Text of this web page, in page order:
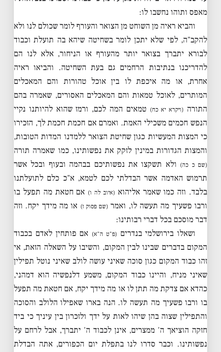
מאפס ותוהו נחשבו לו:
והביא ראיה מן השוחט מן הצואר והעורף לומר שכולם לנו ולא
להקב"ה, לפי שלא יתכן לומר בשחיטה שיהא בה תועלת וכבוד
לבורא יתברך בצואר יותר מהעורף או הניחור, אלא לנו הם
להדריכנו בנתיבות הרחמים גם בעת השחיטה. והביאו ראיה
אחרת, או מה איכפת לו בין אוכל טהורות והם המאכלים
המותרים, לאוכל טמאות והם המאכלים האסורים, שאמרה בהם
התורה (ויקרא יא כח) טמאים המה לכם, ורמז שהוא להיותנו נקיי
הנפש חכמים משכילי האמת. ואמרם אם חכמת חכמת לך, הזכירו
כי המצות המעשיות כגון שחיטת הצואר ללמדנו המדות הטובות,
והמצות הגדורות במינין לזקק את נפשותינו, כמו שאמרה תורה
(שם כ כה) ולא תשקצו את נפשותיכם בבהמה ובעוף ובכל אשר
תרמוש האדמה אשר הבדלתי לכם לטמא, א"כ כלם לתועלתנו
בלבד. וזה כמו שאמר אליהוא(איוב לה ו) אם חטאת מה תפעל בו
ורבו פשעיך מה תעשה לו, ואמר (שם פסוק ז) או מה מידך יקח. וזה
דבר מוסכם בכל דברי רבותינו:
ושאלו בירושלמי בנדרים(פ"ט ה"א) אם פותחין לאדם בכבוד
המקום בדברים שבינו לבין המקום, והשיבו על השאלה הזאת, אי
זהו כבוד המקום כגון סוכה שאיני עושה לולב שאיני נוטל תפילין
שאיני מניח, והיינו כבוד המקום, משמע דלנפשיה הוא דמהני,
כהדא אם צדקת מה תתן לו או מה מידך יקח, אם חטאת מה תפעל
בו ורבו פשעיך מה תעשה לו. הנה בארו שאפילו הלולב והסוכה
והתפילין שצוה בהן שיהו לאות על ידך ולזכרון בין עיניך כי ביד
חזקה הוציאך ה' ממצרים, אינן לכבוד ה' יתברך, אבל לרחם על
נפשותינו. וכבר סדרו לנו בתפלת יום הכפורים, אתה הבדלת